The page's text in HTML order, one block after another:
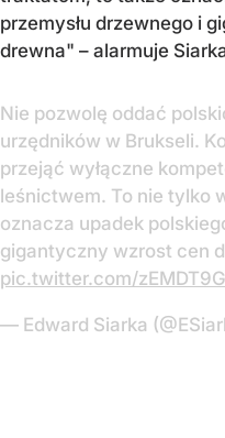
przemysłu drzewnego i
drewna" – alarmuje
Nie pozwolę oddać
urzędników w Brukseli.
przejąć wyłączne
leśnictwem. To nie tylko
oznacza upadek
gigantyczny wzrost cen
pic.twitter.com/
— Edward Siarka